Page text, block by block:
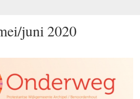
juni 2020